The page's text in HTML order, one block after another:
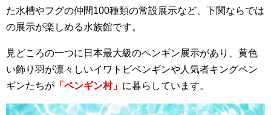
た水槽やフグの仲間100種類の常設展示など、下関ならでは
の展示が楽しめる水族館です。
見どころの一つに日本最大級のペンギン展示があり、黄色
い飾り羽が凛々しいイワトビペンギンや人気者キングペン
ギンたちが 「ペンギン村」 に暮らしています。